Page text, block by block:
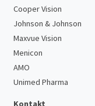
Cooper Vision
Johnson & Johnson
Maxvue Vision
Menicon
AMO
Unimed Pharma
Kontakt